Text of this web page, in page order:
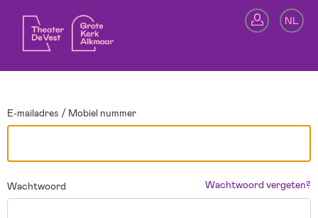
NL
E-mailadres / Mobiel nummer
Wachtwoord Wachtwoord vergeten?